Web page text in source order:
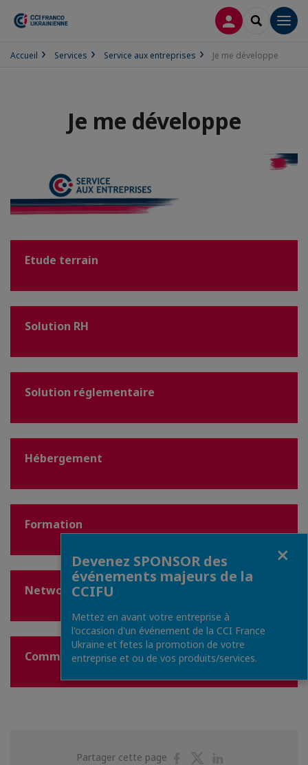
CONNEXION
Accueil Services Service aux entreprises Je me développe
Je me développe
Etude terrain
Solution RH
Solution réglementaire
Hébergement
Formation
Networking
Commercial à temps partagé en Ukraine
Partager cette page
PartagerPartager
Devenez SPONSOR des
événements majeurs de la
CCIFU
Mettez en avant votre entreprise à
l'occasion d'un événement de la CCI France
Ukraine et fetes la promotion de votre
entreprise et ou de vos produits/services.